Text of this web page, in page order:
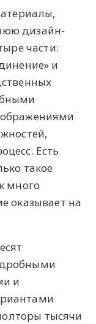
дизайн-
части:
и
Есть
такое
много
оказывает на
и
тысячи